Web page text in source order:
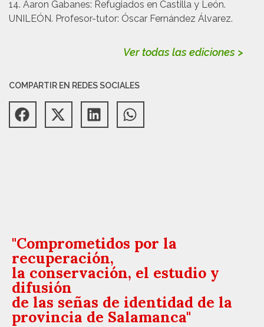
14. Aaron Gabanes: Refugiados en Castilla y León.
UNILEÓN. Profesor-tutor: Óscar Fernández Álvarez.
Ver todas las ediciones >
COMPARTIR EN REDES SOCIALES
"Comprometidos por la
recuperación,
la conservación, el estudio y
difusión
de las señas de identidad de la
provincia de Salamanca"